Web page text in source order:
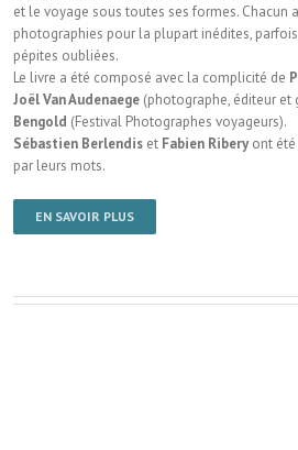
et le voyage sous toutes ses formes. Chacun
photographies pour la plupart inédites,
pépites oubliées.
Le livre a été composé avec la complicité de
Joël Van Audenaege (photographe, éditeur et
Bengold (Festival Photographes voyageurs).
Sébastien Berlendis et Fabien Ribery ont
par leurs mots.
EN SAVOIR PLUS